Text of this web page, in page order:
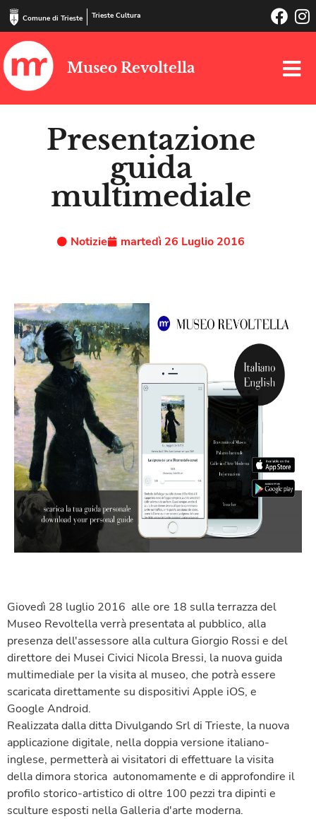
Comune di Trieste Trieste Cultura
Museo Revoltella
Presentazione
guida
multimediale
Notizie martedì 26 Luglio 2016
Giovedì 28 luglio 2016 alle ore 18 sulla terrazza del
Museo Revoltella verrà presentata al pubblico, alla
presenza dell'assessore alla cultura Giorgio Rossi e del
direttore dei Musei Civici Nicola Bressi, la nuova guida
multimediale per la visita al museo, che potrà essere
scaricata direttamente su dispositivi Apple iOS, e
Google Android.
Realizzata dalla ditta Divulgando Srl di Trieste, la nuova
applicazione digitale, nella doppia versione italiano-
inglese, permetterà ai visitatori di effettuare la visita
della dimora storica autonomamente e di approfondire il
profilo storico-artistico di oltre 100 pezzi tra dipinti e
sculture esposti nella Galleria d'arte moderna.